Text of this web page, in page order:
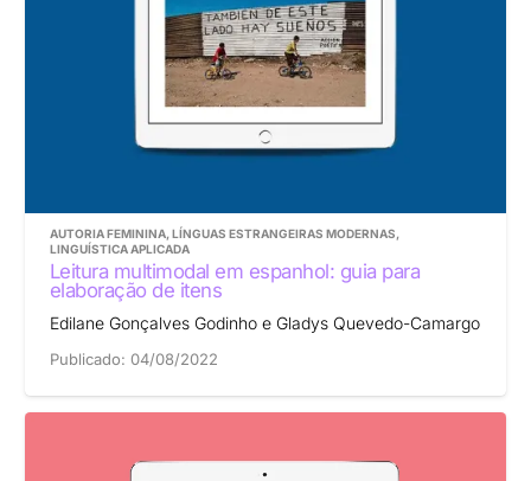
AUTORIA FEMININA, LÍNGUAS ESTRANGEIRAS MODERNAS,
LINGUÍSTICA APLICADA
Leitura multimodal em espanhol: guia para
elaboração de itens
Edilane Gonçalves Godinho e Gladys Quevedo-Camargo
Publicado: 04/08/2022